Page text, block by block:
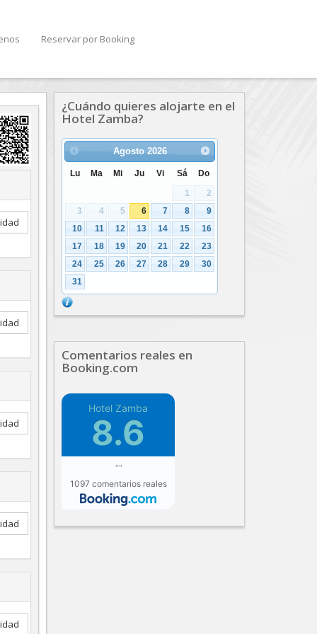
Reservar por Booking
¿Cuándo quieres alojarte en el
Hotel Zamba?
Agosto 2026
Lu Ma Mi Ju Vi Sá Do
1
2
3
4 5 6 7 8
9
10
11 12 13 14 15
16
17
18 19 20 21 22
23
24
25 26 27 28 29
30
31
Comentarios reales en
Booking.com
Hotel Zamba
8.6
""
1097 comentarios reales